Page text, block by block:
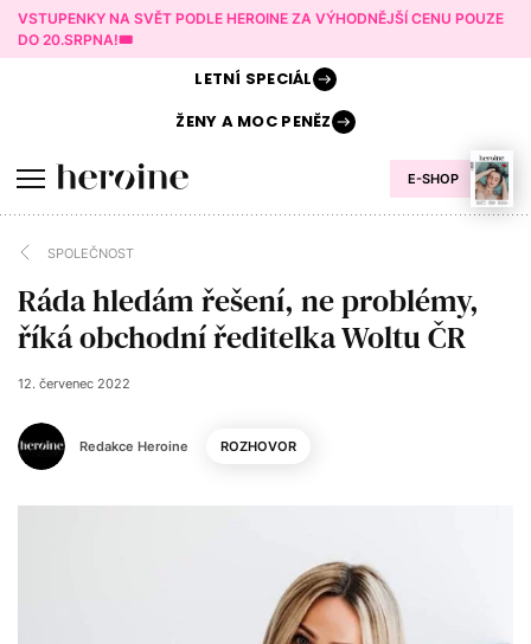
VSTUPENKY NA SVĚT PODLE HEROINE ZA VÝHODNĚJŠÍ CENU POUZE
DO 20.SRPNA!🎟️
E-SHOP
LETNÍ SPECIÁL
ŽENY AMOC PENĚZ
SPOLEČNOST
Ráda hledám řešení, ne problémy,
říká obchodní ředitelka Woltu ČR
Redakce Heroine
12. červenec 2022
ROZHOVOR